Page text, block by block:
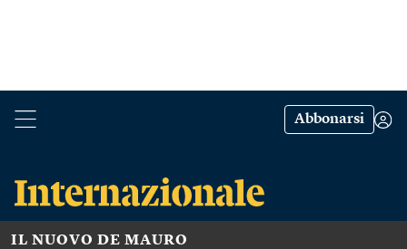
Abbonarsi
IL NUOVO DE MAURO